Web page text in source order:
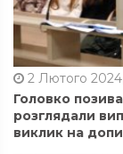
2 Лютого
Головко
розглядали
виклик на